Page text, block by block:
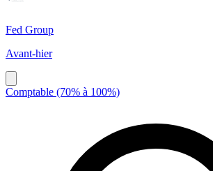
Fed Group
Avant-hier
Comptable (70% à 100%)